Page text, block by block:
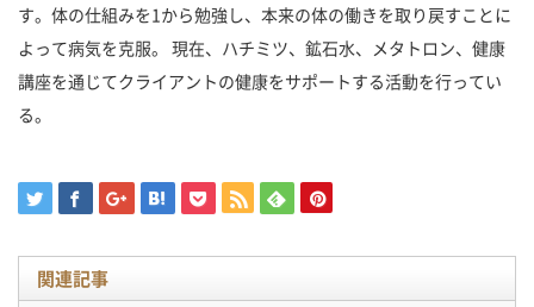
す。体の仕組みを1から勉強し、本来の体の働きを取り戻すことに
よって病気を克服。 現在、ハチミツ、鉱石水、メタトロン、健康
講座を通じてクライアントの健康をサポートする活動を行ってい
る。
関連記事